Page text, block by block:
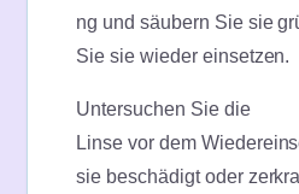
ng und säubern Sie sie
Sie sie wieder einsetzen.
Untersuchen Sie die
Linse vor dem
sie beschädigt oder